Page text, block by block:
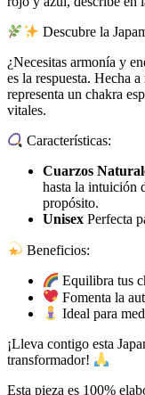
Descubre la
¿Necesitas armonía y
es la respuesta. Hecha
representa un chakra
vitales.
Características:
Cuarzos
hasta la intuición
propósito.
Unisex Perfecta
Beneficios:
Equilibra tus
Fomenta la
Ideal para
¡Lleva contigo esta
transformador!
Esta pieza es 100%